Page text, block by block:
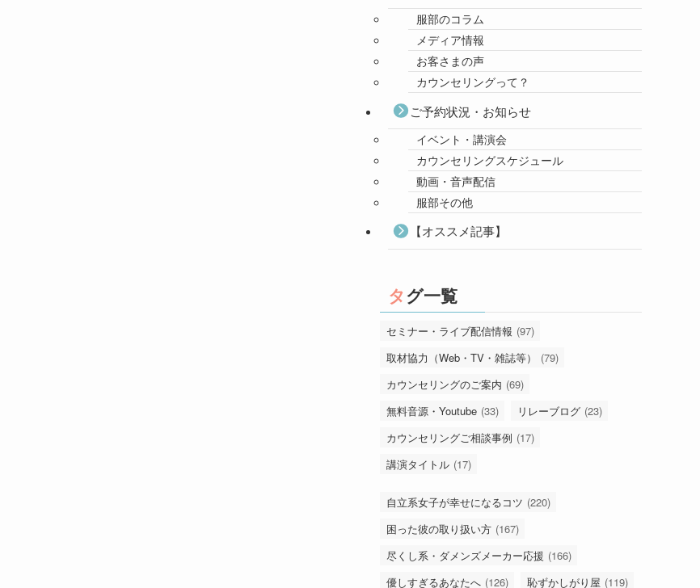
服部のコラム
メディア情報
お客さまの声
カウンセリングって？
ご予約状況・お知らせ
イベント・講演会
カウンセリングスケジュール
動画・音声配信
服部その他
【オススメ記事】
タグ一覧
セミナー・ライブ配信情報 (97)
取材協力（Web・TV・雑誌等）
(79)
カウンセリングのご案内 (69)
無料音源・Youtube (33) リレーブログ (23)
カウンセリングご相談事例 (17)
講演タイトル (17)
自立系女子が幸せになるコツ (220)
困った彼の取り扱い方 (167)
尽くし系・ダメンズメーカー応援 (166)
優しすぎるあなたへ (126) 恥ずかしがり屋 (119)